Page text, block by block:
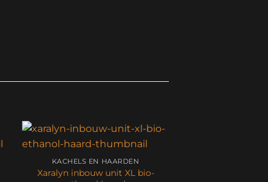
KACHELS EN HAARDEN
Xaralyn inbouw unit XL bio-